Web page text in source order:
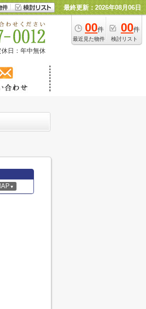
最終更新：2026年08月06日
00件
最近見た物件
00件
検討リスト
休日：年中無休
▼